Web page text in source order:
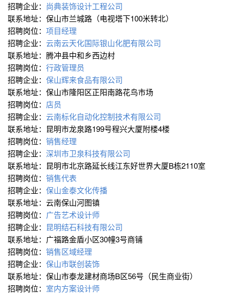
招聘企业： 尚典装饰设计工程公司
联系地址：保山市兰城路（电视塔下100米转北）
招聘岗位： 项目经理
招聘企业： 云南云天化国际银山化肥有限公司
联系地址：腾冲县中和乡西边村
招聘岗位： 行政管理员
招聘企业： 保山辉来食品有限公司
联系地址：保山市隆阳区正阳南路花鸟市场
招聘岗位： 店员
招聘企业： 云南标化自动化控制技术有限公司
联系地址：昆明市龙泉路199号程兴大厦附楼4楼
招聘岗位： 销售经理
招聘企业： 深圳市卫泉科技有限公司
联系地址：昆明市北京路延长线江东好世界大厦B栋2110室
招聘岗位： 销售代表
招聘企业： 保山金泰文化传播
联系地址：云南保山河图镇
招聘岗位： 广告艺术设计师
招聘企业： 昆明结石科技有限公司
联系地址：广福路金盾小区30幢3号商铺
招聘岗位： 销售区域经理
招聘企业： 保山市联创装饰
联系地址：保山市泰龙建材商场B区56号（民生商业街）
招聘岗位： 室内方案设计师